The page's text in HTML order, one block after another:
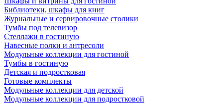
Библиотеки, шкафы для книг
Журнальные и сервировочные столики
Тумбы под телевизор
Стеллажи в гостиную
Навесные полки и антресоли
Модульные коллекции для гостиной
Тумбы в гостиную
Детская и подростковая
Готовые комплекты
Модульные коллекции для детской
Модульные коллекции для подростковой